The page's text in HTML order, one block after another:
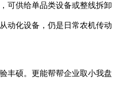
可供给单品类设备或整线拆卸
动化设备，仍是日常农机传动
硕。更能帮帮企业取小我盘